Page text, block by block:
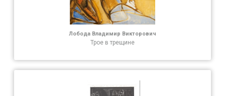
Лобода Владимир Викторович
Трое в трещине